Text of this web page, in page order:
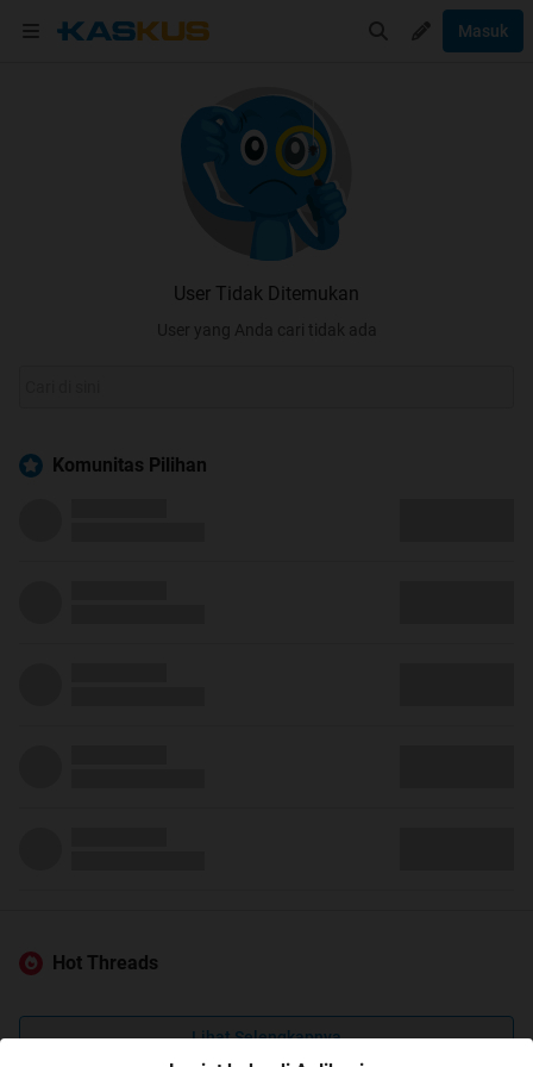
Masuk
User Tidak Ditemukan
User yang Anda cari tidak ada
Komunitas Pilihan
Hot Threads
Lihat Selengkapnya